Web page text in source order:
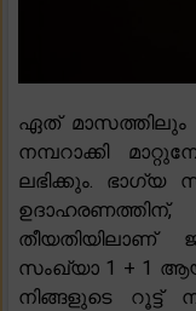
ഏത് മാസത്തിലും
നമ്പറാക്കി
ലഭിക്കും.
ഉദാഹരണത്തിന്,
തീയതിയിലാണ്
സംഖ്യാ 1 + 1
നിങ്ങളുടെ റൂട്ട്